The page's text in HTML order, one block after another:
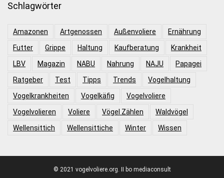
Schlagwörter
Amazonen Artgenossen Außenvoliere
Ernährung
Futter
Grippe Haltung Kaufberatung
Krankheit
LBV
Magazin NABU Nahrung NAJU
Papagei
Ratgeber
Test Tipps Trends
Vogelhaltung
Vogelkrankheiten
Vogelkäfig
Vogelvoliere
Vogelvolieren
Voliere Vögel Zählen
Waldvögel
Wellensittich
Wellensittiche Winter Wissen
© 2021 vogelvoliere.org. II bo mediaconsult